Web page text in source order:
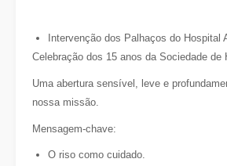
Intervenção dos Palhaços do Hospital
Celebração dos 15 anos da Sociedade
Uma abertura sensível, leve e
nossa missão.
Mensagem-chave:
O riso como cuidado.